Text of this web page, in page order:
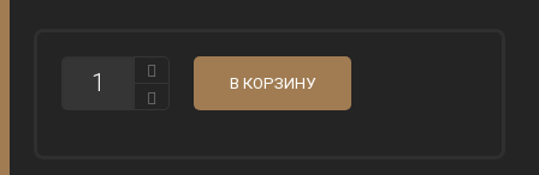
КОЛИЧЕСТВО
ПРОСЛУШКА
В КОРЗИНУ